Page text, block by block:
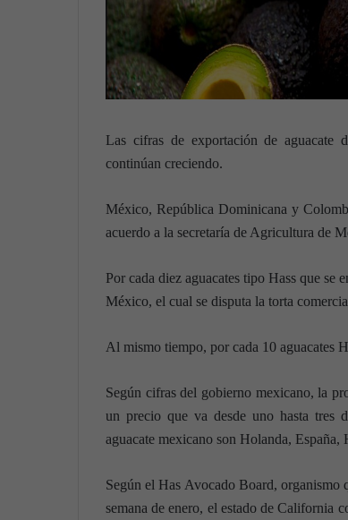
Las cifras de exportación de aguacate
continúan creciendo.
México, República Dominicana y
acuerdo a la secretaría de Agricultura de
Por cada diez aguacates tipo Hass que se
México, el cual se disputa la torta
Al mismo tiempo, por cada 10 aguacates
Según cifras del gobierno mexicano, la
un precio que va desde uno hasta tres
aguacate mexicano son Holanda,
Según el Has Avocado Board, organismo
semana de enero, el estado de California